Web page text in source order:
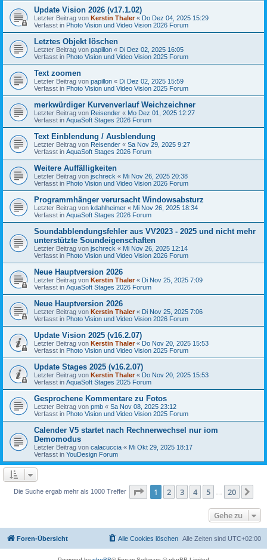
Update Vision 2026 (v17.1.02)
Letzter Beitrag von Kerstin Thaler« Do Dez 04, 2025 15:29
Verfasst in Photo Vision und Video Vision 2026 Forum
Letztes Objekt löschen
Letzter Beitrag von papillon « Di Dez 02, 2025 16:05
Verfasst in Photo Vision und Video Vision 2025 Forum
Text zoomen
Letzter Beitrag von papillon « Di Dez 02, 2025 15:59
Verfasst in Photo Vision und Video Vision 2025 Forum
merkwürdiger Kurvenverlauf Weichzeichner
Letzter Beitrag von Reisender « Mo Dez 01, 2025 12:27
Verfasst in AquaSoft Stages 2026 Forum
Text Einblendung / Ausblendung
Letzter Beitrag von Reisender « Sa Nov 29, 2025 9:27
Verfasst in AquaSoft Stages 2026 Forum
Weitere Auffälligkeiten
Letzter Beitrag von jschreck « Mi Nov 26, 2025 20:38
Verfasst in Photo Vision und Video Vision 2026 Forum
Programmhänger verursacht Windowsabsturz
Letzter Beitrag von kdahlheimer « Mi Nov 26, 2025 18:34
Verfasst in AquaSoft Stages 2026 Forum
Soundabblendungsfehler aus VV2023 - 2025 und nicht mehr
unterstützte Soundeigenschaften
Letzter Beitrag von jschreck « Mi Nov 26, 2025 12:14
Verfasst in Photo Vision und Video Vision 2026 Forum
Neue Hauptversion 2026
Letzter Beitrag von Kerstin Thaler« Di Nov 25, 2025 7:09
Verfasst in AquaSoft Stages 2026 Forum
Neue Hauptversion 2026
Letzter Beitrag von Kerstin Thaler« Di Nov 25, 2025 7:06
Verfasst in Photo Vision und Video Vision 2026 Forum
Update Vision 2025 (v16.2.07)
Letzter Beitrag von Kerstin Thaler« Do Nov 20, 2025 15:53
Verfasst in Photo Vision und Video Vision 2025 Forum
Update Stages 2025 (v16.2.07)
Letzter Beitrag von Kerstin Thaler« Do Nov 20, 2025 15:53
Verfasst in AquaSoft Stages 2025 Forum
Gesprochene Kommentare zu Fotos
Letzter Beitrag von pmb « Sa Nov 08, 2025 23:12
Verfasst in Photo Vision und Video Vision 2025 Forum
Calender V5 startet nach Rechnerwechsel nur iom
Demomodus
Letzter Beitrag von calacuccia « Mi Okt 29, 2025 18:17
Verfasst in YouDesign Forum
Die Suche ergab mehr als 1000 Treffer Seite 1von 20
1 2 3 4 5 20
Gehe zu
Foren-Übersicht Alle Zeiten sind UTC+02:00
Alle Cookies löschen